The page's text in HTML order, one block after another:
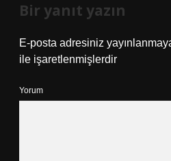
Bir yanıt yazın
E-posta adresiniz
ile işaretlenmişlerdir
Yorum